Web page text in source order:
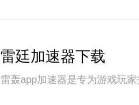
雷廷加速器下载
雷轰app加速器是专为游戏玩